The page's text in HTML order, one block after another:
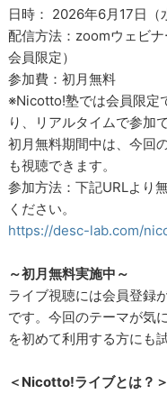
日時： 2026年6月17日（
配信方法：zoomウェビ
会員限定）
参加費：初月無料
※Nicotto!塾では会員限定
り、リアルタイムで参加
初月無料期間中は、今回
も視聴できます。
参加方法：下記URLより
ください。
https://desc-lab.com/
～初月無料実施中～
ライブ視聴には会員登録
です。今回のテーマが気
を初めて利用する方にも
＜Nicotto!ライブとは？＞